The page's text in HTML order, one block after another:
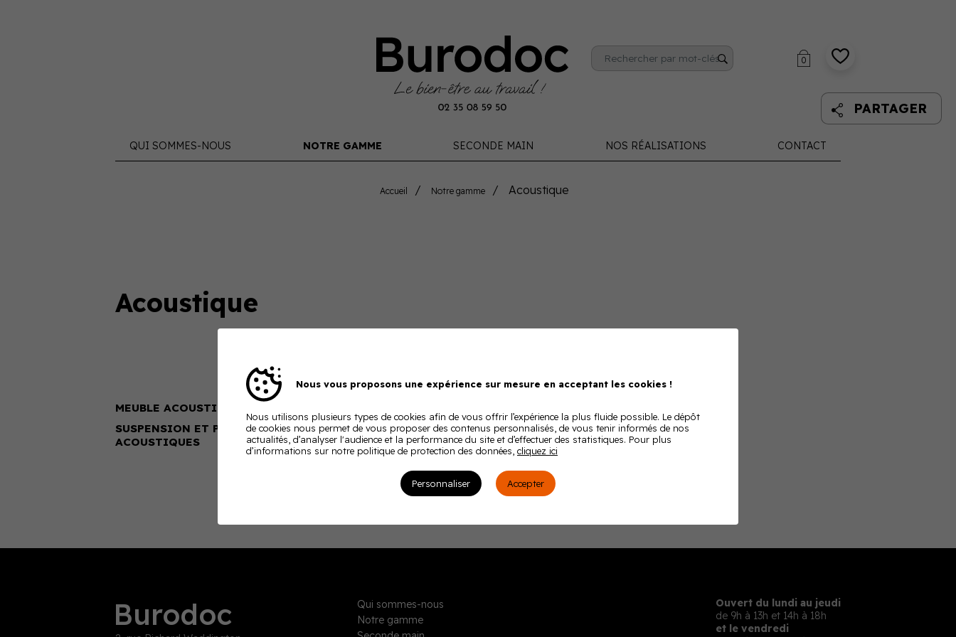
0
QUI SOMMES-NOUS NOTRE GAMME SECONDE MAIN NOS RÉALISATIONS CONTACT
PARTAGER
Accueil Notre gamme Acoustique
Acoustique
MEUBLE ACOUSTIQUE MOBILE
SUSPENSION ET PANNEAUX
ACOUSTIQUES
ALCOVE ACOUSTIQUE
Burodoc
Qui sommes-nous
Notre gamme
Ouvert du lundi au jeudi
de 9h à 13h et 14h à 18h
et le vendredi
Nous vous proposons une expérience sur mesure en acceptant les cookies !
Nous utilisons plusieurs types de cookies afin de vous offrir l’expérience la plus fluide possible. Le dépôt
de cookies nous permet de vous proposer des contenus personnalisés, de vous tenir informés de nos
actualités, d’analyser l'audience et la performance du site et d’effectuer des statistiques. Pour plus
d’informations sur notre politique de protection des données, cliquez ici
Personnaliser Accepter